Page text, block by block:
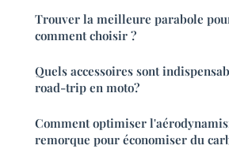
Trouver la meilleure parabole
comment choisir ?
Quels accessoires sont
road-trip en moto?
Comment optimiser
remorque pour économiser du